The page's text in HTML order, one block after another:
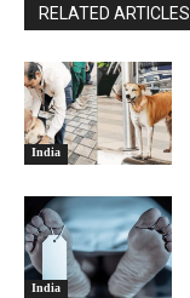
RELATED ARTICLES
India
India